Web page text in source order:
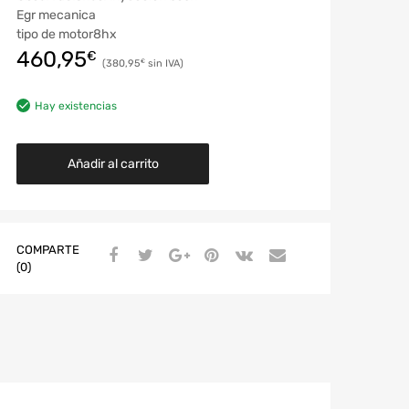
Egr mecanica
tipo de motor8hx
460,95€ 380,95€
Hay existencias
Añadir al carrito
COMPARTE
(0)